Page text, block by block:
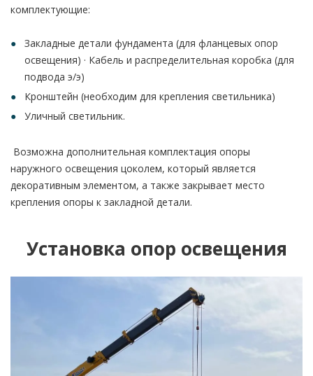
комплектующие:
Закладные детали фундамента (для фланцевых опор
освещения) · Кабель и распределительная коробка (для
подвода э/э)
Кронштейн (необходим для крепления светильника)
Уличный светильник.
Возможна дополнительная комплектация опоры
наружного освещения цоколем, который является
декоративным элементом, а также закрывает место
крепления опоры к закладной детали.
Установка опор освещения